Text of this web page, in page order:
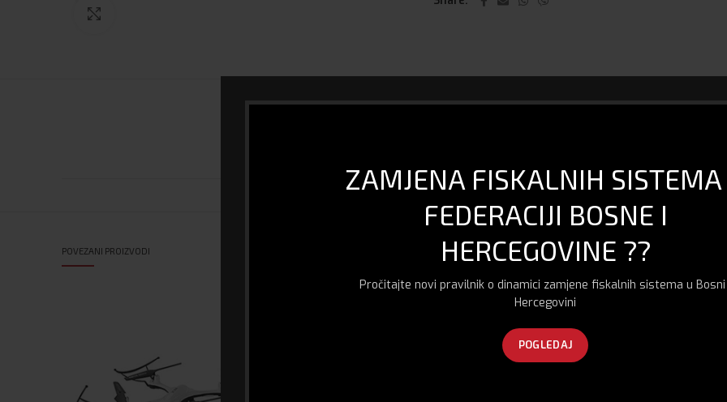
ZAMJENA FISKALNIH
FEDERACIJI BOSNE I
HERCEGOVINE ??
Pročitajte novi pravilnik o dinamici zamjene fiskalnih sistema u
Hercegovini
POGLEDAJ
POVEZANI PROIZVODI